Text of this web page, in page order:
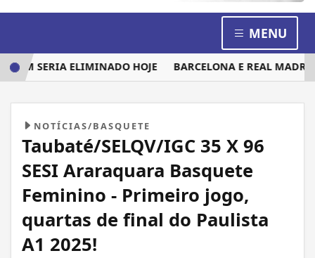
MENU
SERIA ELIMINADO HOJE BARCELONA E REAL MADRID
NOTÍCIAS/BASQUETE
Taubaté/SELQV/IGC 35 X 96
SESI Araraquara Basquete
Feminino - Primeiro jogo,
quartas de final do Paulista
A1 2025!